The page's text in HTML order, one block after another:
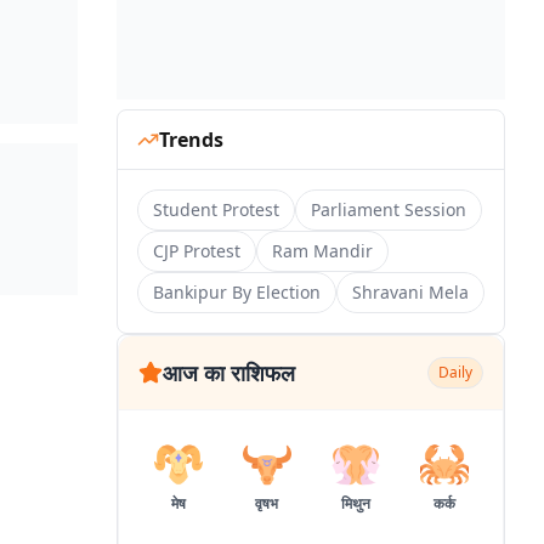
Trends
Student Protest
Parliament Session
CJP Protest
Ram Mandir
Bankipur By Election
Shravani Mela
आज का राशिफल Daily
मेष वृषभ मिथुन कर्क